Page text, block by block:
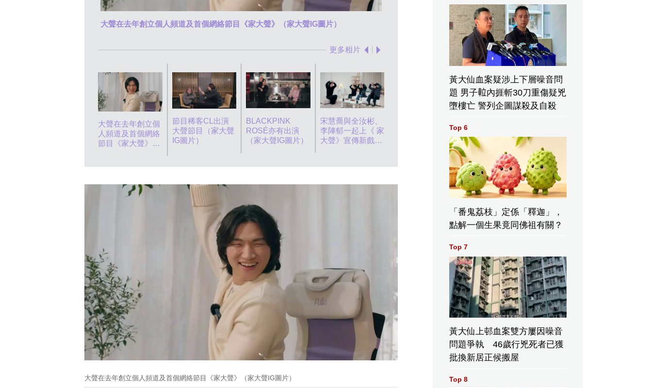
大聲在去年創立個人頻道及首個網絡節目《家大聲》（家大聲IG圖片）
節目稀客CL出演大聲節目（家大聲IG圖片）
更多相片
大聲在去年創立個
人頻道及首個網絡
節目《家大聲》
節目稀客CL出演
大聲節目（家大聲
IG圖片）
BLACKPINK
ROSÉ亦有出演
（家大聲IG圖片）
宋慧喬與全汝彬、
李陣郁一起上《 家
大聲》宣傳新戲
大聲的YouTube頻
道訂閱者數即將突
破100萬位（大聲
大聲感謝支持他的
人（影片截圖）
劉在錫與大聲在
《家族的誕生》被
封為「呆瓜兄弟」
大聲在去年創立個人頻道及首個網絡節目《家大聲》（家大聲IG圖片）
黃大仙血案疑涉上下層噪音問
題 男子𨋢內捱斬30刀重傷疑兇
墮樓亡 警列企圖謀殺及自殺
Top 6
「番鬼荔枝」定係「釋迦」，
點解一個生果竟同佛祖有關？
Top 7
黃大仙上邨血案雙方屢因噪音
問題爭執 46歲行兇死者已獲
批換新居正候搬屋
Top 8